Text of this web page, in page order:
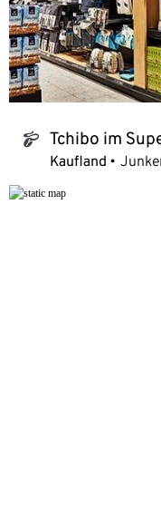
tchibo_logo Tchibo im
Kaufland